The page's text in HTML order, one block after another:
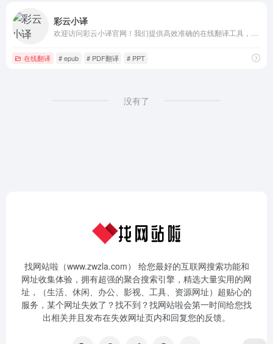
彩云小译
在线翻译 # epub # PDF翻译 # PPT
没有了
找网站啦（www.zwzla.com） 给您最好的互联网搜索功能和
网址收集体验，拥有超强的聚合搜索引擎，精选大量实用的网
址，（生活、休闲、办公、影视、工具、资源网址）超贴心的
服务，某个网址失效了？找不到？找网站啦会第一时间给您找
出相关并且发布在失效网址页内和回复您的反馈。